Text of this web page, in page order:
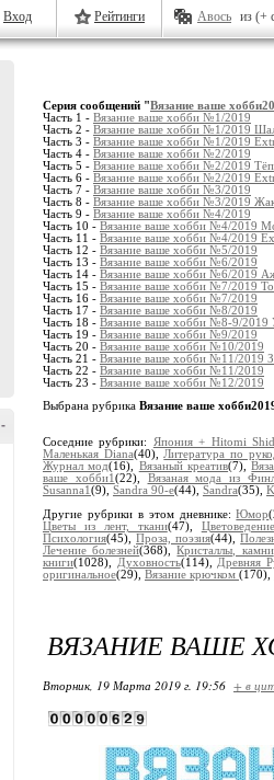
Вход Рейтинги Авось из (+
-
Серия сообщений "Вязание ваше
Часть 1 - Вязание ваше хобби №1/2019
Часть 2 - Вязание ваше хобби №1/2019
Часть 3 - Вязание ваше хобби №1/2019
Часть 4 - Вязание ваше хобби №2/2019
Часть 5 - Вязание ваше хобби №2/2019
Часть 6 - Вязание ваше хобби №2/2019
Часть 7 - Вязание ваше хобби №3/2019
Часть 8 - Вязание ваше хобби №3/2019
Часть 9 - Вязание ваше хобби №4/2019
Часть 10 - Вязание ваше хобби №4/2019
Часть 11 - Вязание ваше хобби №4/2019
Часть 12 - Вязание ваше хобби №5/2019
Часть 13 - Вязание ваше хобби №6/2019
Часть 14 - Вязание ваше хобби №6/2019
Часть 15 - Вязание ваше хобби №7/2019
Часть 16 - Вязание ваше хобби №7/2019
Часть 17 - Вязание ваше хобби №8/2019
Часть 18 - Вязание ваше хобби №8-9/2019
Часть 19 - Вязание ваше хобби №9/2019
Часть 20 - Вязание ваше хобби №10/2019
Часть 21 - Вязание ваше хобби №11/2019
Часть 22 - Вязание ваше хобби №11/2019
Часть 23 - Вязание ваше хобби №12/2019
Выбрана рубрика Вязание ваше
Соседние рубрики: Япония + Hitomi
Маленькая Diana(40), Литература по
Журнал мод(16), Вязаный креатив(7),
ваше хобби1 (22), Вязаная мода из
Susanna1 (9), Sandra 90-е(44), Sandra(35),
Другие рубрики в этом дневнике:Юмор
Цветы из лент, ткани(47), Цветоведение
Психология(45),Проза, поэзия(44),
Лечение болезней(368),Кристаллы, камни
книги(1028), Духовность(114), Древняя
оригинальное(29), Вязание крючком (170),
ВЯЗАНИЕ ВАШЕ
Вторник, 19 Марта 2019 г. 19:56 + в